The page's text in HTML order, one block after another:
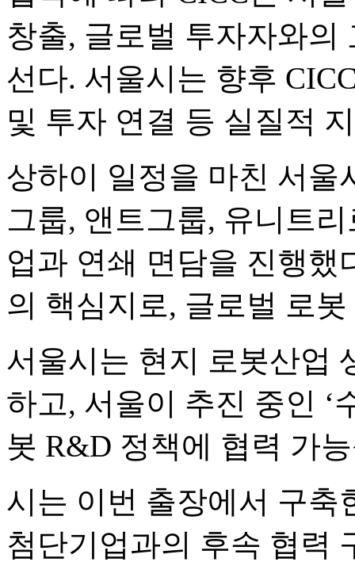
창출, 글로벌 투자자와의
선다. 서울시는 향후
및 투자 연결 등 실질적
상하이 일정을 마친 서울
그룹, 앤트그룹, 유니트
업과 연쇄 면담을 진행했
의 핵심지로, 글로벌 로
서울시는 현지 로봇산업
하고, 서울이 추진 중인 ‘
봇 R&D 정책에 협력 가
시는 이번 출장에서 구축
첨단기업과의 후속 협력